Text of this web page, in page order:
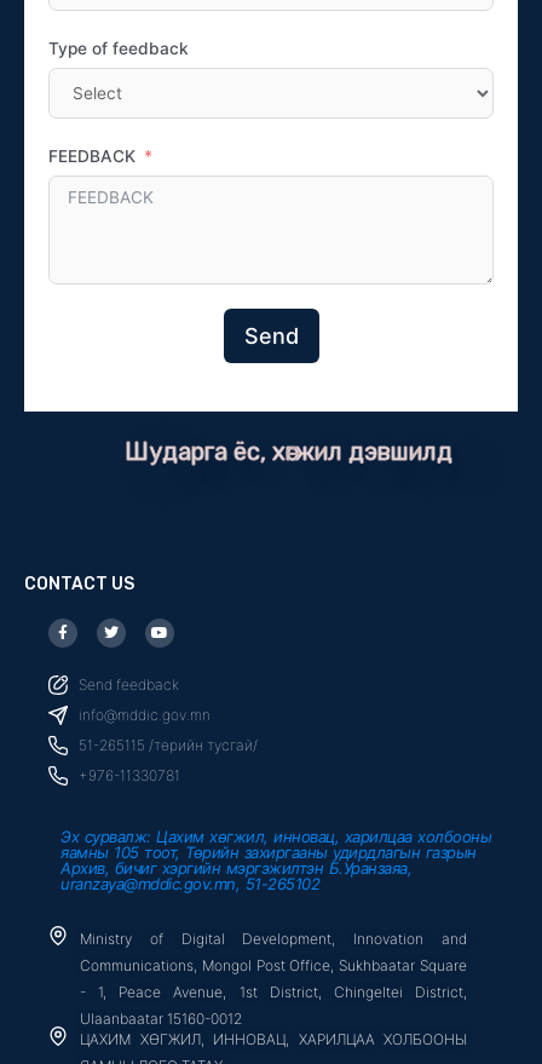
Type of feedback
FEEDBACK
Send
Шударга ёс, хөгжил дэвшилд
CONTACT US
F
a
c
b
o
o
k
f
T
w
i
t
r
Y
o
u
u
e
Send feedback
info@mddic.gov.mn
51-265115 /төрийн тусгай/
+976-11330781
Эх сурвалж: Цахим хөгжил, инновац, харилцаа холбооны
яамны 105 тоот, Төрийн захиргааны удирдлагын газрын
Архив, бичиг хэргийн мэргэжилтэн Б.Уранзаяа,
uranzaya@mddic.gov.mn, 51-265102
Ministry of Digital Development, Innovation and
Communications, Mongol Post Office, Sukhbaatar Square
- 1, Peace Avenue, 1st District, Chingeltei District,
Ulaanbaatar 15160-0012
ЦАХИМ ХӨГЖИЛ, ИННОВАЦ, ХАРИЛЦАА ХОЛБООНЫ